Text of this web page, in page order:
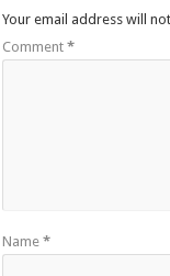
Your email address will
Comment *
Name *